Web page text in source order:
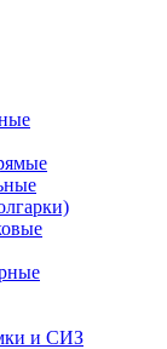
и СИЗ